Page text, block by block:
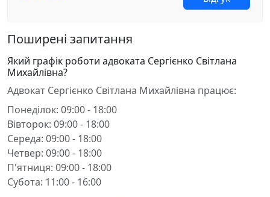
Поширені запитання
Який графік роботи адвоката Сергієнко Світлана
Михайлівна?
Адвокат Сергієнко Світлана Михайлівна працює:
Понеділок: 09:00 - 18:00
Вівторок: 09:00 - 18:00
Середа: 09:00 - 18:00
Четвер: 09:00 - 18:00
П'ятниця: 09:00 - 18:00
Субота: 11:00 - 16:00